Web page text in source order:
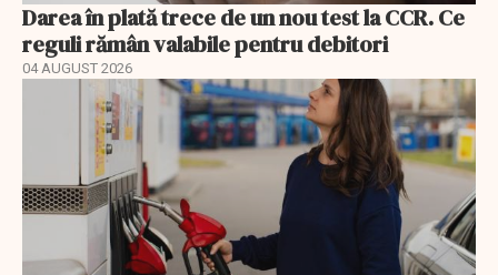
Darea în plată trece de un nou test la CCR. Ce
reguli rămân valabile pentru debitori
04 AUGUST 2026